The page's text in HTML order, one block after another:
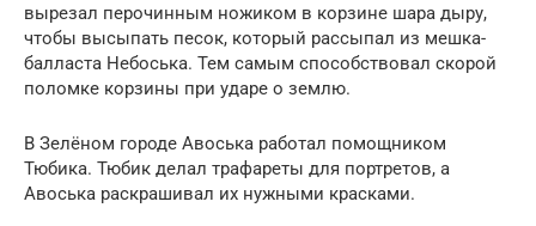
вырезал перочинным ножиком в корзине шара дыру,
чтобы высыпать песок, который рассыпал из мешка-
балласта Небоська. Тем самым способствовал скорой
поломке корзины при ударе о землю.
В Зелёном городе Авоська работал помощником
Тюбика. Тюбик делал трафареты для портретов, а
Авоська раскрашивал их нужными красками.